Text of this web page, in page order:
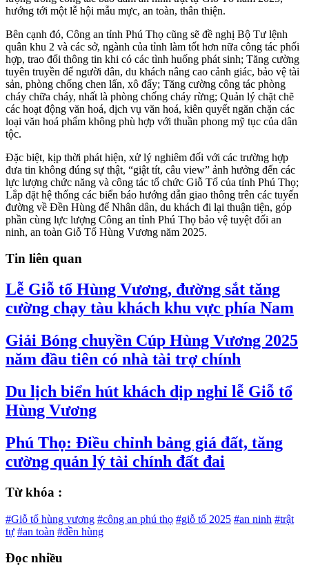
hướng tới một lễ hội mẫu mực, an toàn, thân thiện.
Bên cạnh đó, Công an tỉnh Phú Thọ cũng sẽ đề nghị Bộ Tư lệnh
quân khu 2 và các sở, ngành của tỉnh làm tốt hơn nữa công tác phối
hợp, trao đổi thông tin khi có các tình huống phát sinh; Tăng cường
tuyên truyền để người dân, du khách nâng cao cảnh giác, bảo vệ tài
sản, phòng chống chen lấn, xô đẩy; Tăng cường công tác phòng
cháy chữa cháy, nhất là phòng chống cháy rừng; Quản lý chặt chẽ
các hoạt động văn hoá, dịch vụ văn hoá, kiên quyết ngăn chặn các
loại văn hoá phẩm không phù hợp với thuần phong mỹ tục của dân
tộc.
Đặc biệt, kịp thời phát hiện, xử lý nghiêm đối với các trường hợp
đưa tin không đúng sự thật, “giật tít, câu view” ảnh hưởng đến các
lực lượng chức năng và công tác tổ chức Giỗ Tổ của tỉnh Phú Thọ;
Lắp đặt hệ thống các biển báo hướng dẫn giao thông trên các tuyến
đường về Đền Hùng để Nhân dân, du khách đi lại thuận tiện, góp
phần cùng lực lượng Công an tỉnh Phú Thọ bảo vệ tuyệt đối an
ninh, an toàn Giỗ Tổ Hùng Vương năm 2025.
Tin liên quan
Lễ Giỗ tổ Hùng Vương, đường sắt tăng
cường chạy tàu khách khu vực phía Nam
Giải Bóng chuyền Cúp Hùng Vương 2025
năm đầu tiên có nhà tài trợ chính
Du lịch biển hút khách dịp nghỉ lễ Giỗ tổ
Hùng Vương
Phú Thọ: Điều chỉnh bảng giá đất, tăng
cường quản lý tài chính đất đai
Từ khóa :
#Giỗ tổ hùng vương #công an phú thọ #giỗ tổ 2025 #an ninh #trật
tự #an toàn #đền hùng
Đọc nhiều